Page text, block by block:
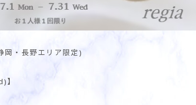
岡・長野エリア限定)
】